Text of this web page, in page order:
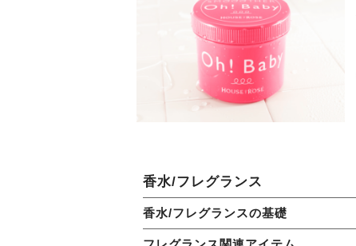
香水/フレグランス
香水/フレグランスの基礎